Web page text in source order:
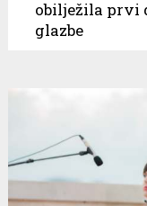
obilježila prvi
glazbe